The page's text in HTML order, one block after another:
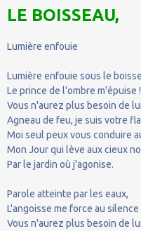
LE BOISSEAU,
Lumière enfouie
Lumière enfouie sous le
Le prince de l'ombre m'épuise !
Vous n'aurez plus besoin de
Agneau de feu, je suis votre
Moi seul peux vous conduire
Mon Jour qui lève aux cieux
Par le jardin où j'agonise.
Parole atteinte par les eaux,
L'angoisse me force au silence
Vous n'aurez plus besoin de